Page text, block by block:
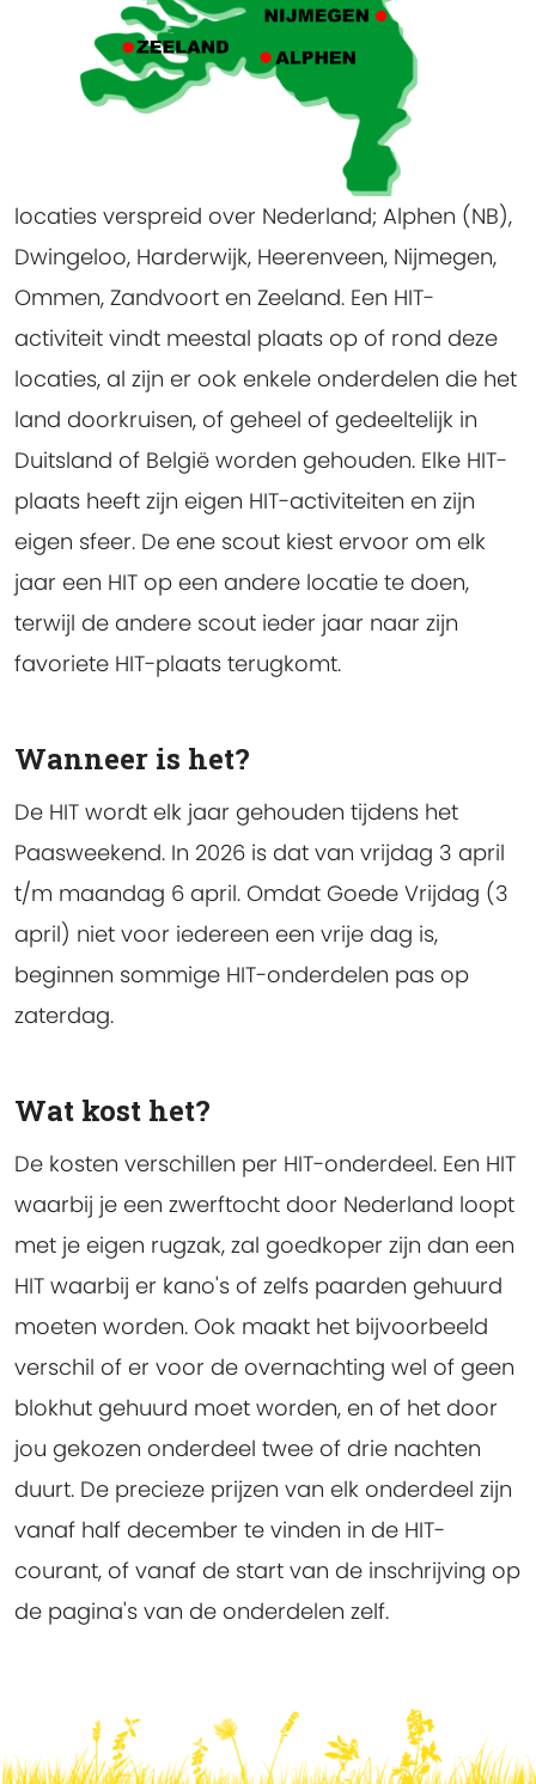
locaties verspreid over Nederland; Alphen (NB),
Dwingeloo, Harderwijk, Heerenveen, Nijmegen,
Ommen, Zandvoort en Zeeland. Een HIT-
activiteit vindt meestal plaats op of rond deze
locaties, al zijn er ook enkele onderdelen die het
land doorkruisen, of geheel of gedeeltelijk in
Duitsland of België worden gehouden. Elke HIT-
plaats heeft zijn eigen HIT-activiteiten en zijn
eigen sfeer. De ene scout kiest ervoor om elk
jaar een HIT op een andere locatie te doen,
terwijl de andere scout ieder jaar naar zijn
favoriete HIT-plaats terugkomt.
Wanneer is het?
De HIT wordt elk jaar gehouden tijdens het
Paasweekend. In 2026 is dat van vrijdag 3 april
t/m maandag 6 april. Omdat Goede Vrijdag (3
april) niet voor iedereen een vrije dag is,
beginnen sommige HIT-onderdelen pas op
zaterdag.
Wat kost het?
De kosten verschillen per HIT-onderdeel. Een HIT
waarbij je een zwerftocht door Nederland loopt
met je eigen rugzak, zal goedkoper zijn dan een
HIT waarbij er kano's of zelfs paarden gehuurd
moeten worden. Ook maakt het bijvoorbeeld
verschil of er voor de overnachting wel of geen
blokhut gehuurd moet worden, en of het door
jou gekozen onderdeel twee of drie nachten
duurt. De precieze prijzen van elk onderdeel zijn
vanaf half december te vinden in de HIT-
courant, of vanaf de start van de inschrijving op
de pagina's van de onderdelen zelf.